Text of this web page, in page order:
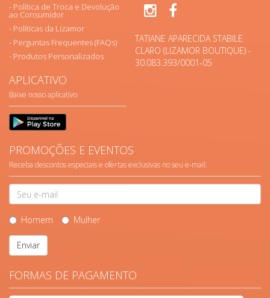
Política de Troca e Devolução
ao Consumidor
Políticas da Lizamor
Perguntas Frequentes (FAQs)
Produtos Personalizados
APLICATIVO
Baixe nosso aplicativo
PROMOÇÕES E EVENTOS
Receba descontos especiais e ofertas exclusivas no seu e-mail.
Homem Mulher
Enviar
FORMAS DE PAGAMENTO
TATIANE APARECIDA STABILE
CLARO (LIZAMOR BOUTIQUE) -
30.083.393/0001-05